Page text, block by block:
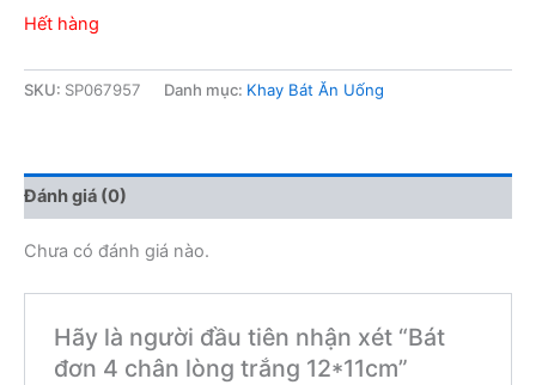
Hết hàng
SKU: SP067957 Danh mục: Khay Bát Ăn Uống
Đánh giá (0)
Chưa có đánh giá nào.
Hãy là người đầu tiên nhận xét “Bát
đơn 4 chân lòng trắng 12*11cm”